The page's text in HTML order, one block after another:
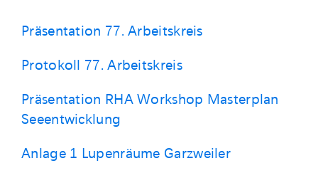
Präsentation 77. Arbeitskreis
Protokoll 77. Arbeitskreis
Präsentation RHA Workshop Masterplan
Seeentwicklung
Anlage 1 Lupenräume Garzweiler